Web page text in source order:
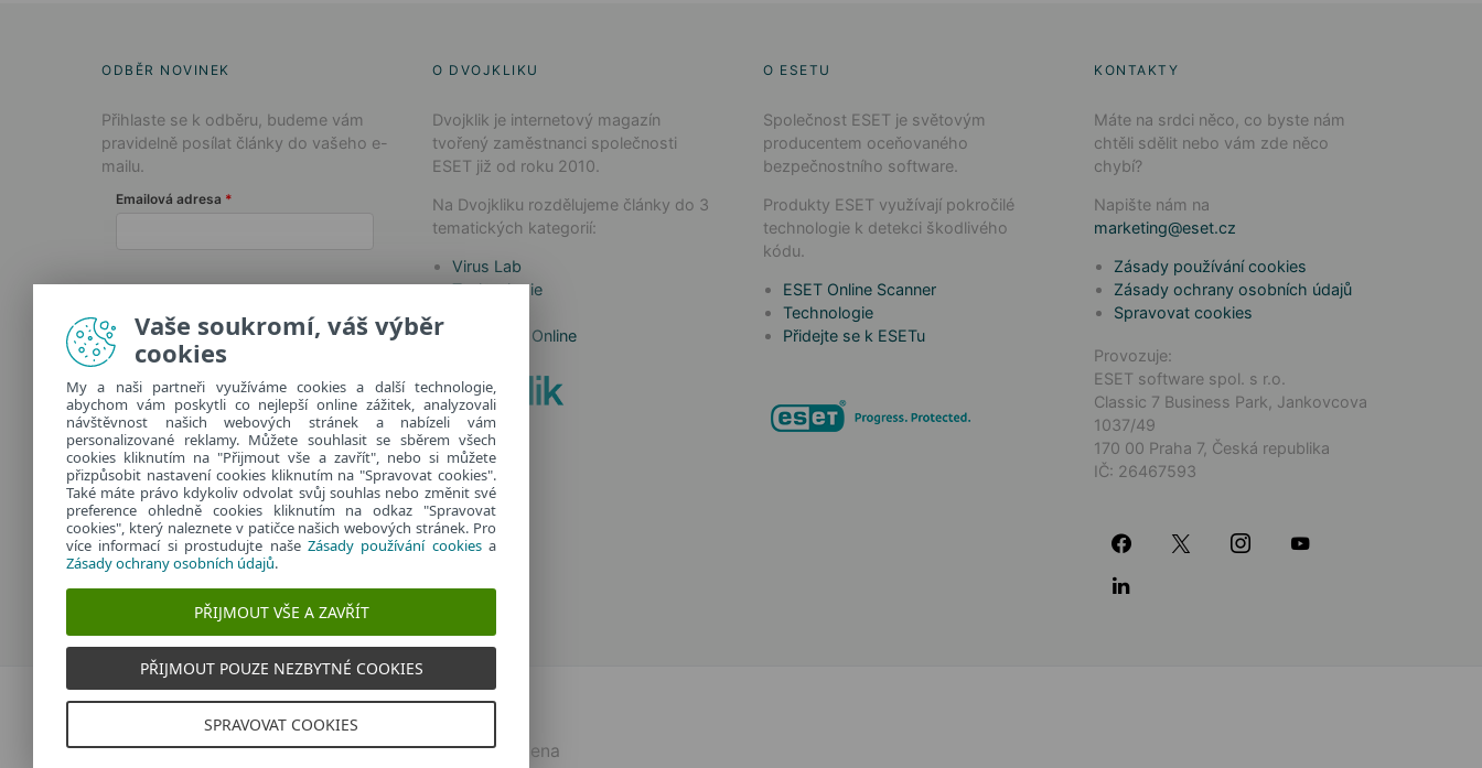
ODBĚR NOVINEK
Přihlaste se k odběru, budeme vám
pravidelně posílat články do vašeho e-
mailu.
Emailová adresa
Další informace o zpracování
osobních údajů najdete v našich
zásadách ochrany osobních údajů
O DVOJKLIKU
Dvojklik je internetový magazín
tvořený zaměstnanci společnosti
ESET již od roku 2010.
Na Dvojkliku rozdělujeme články do 3
tematických kategorií:
Virus Lab
Technologie
Safer Kids Online
O ESETU
Společnost ESET je světovým
producentem oceňovaného
bezpečnostního software.
Produkty ESET využívají pokročilé
technologie k detekci škodlivého
kódu.
ESET Online Scanner
Technologie
Přidejte se k ESETu
KONTAKTY
Máte na srdci něco, co byste nám
chtěli sdělit nebo vám zde něco
chybí?
Napište nám na
marketing@eset.cz
Zásady používání cookies
Zásady ochrany osobních údajů
Spravovat cookies
Provozuje:
ESET software spol. s r.o.
Classic 7 Business Park, Jankovcova
1037/49
170 00 Praha 7, Česká republika
IČ: 26467593
Dvojklik.cz
Vytvořeno vESETu| © 2026 | Všechna práva vyhrazena
Vaše soukromí, váš výběr
cookies
My a naši partneři využíváme cookies a další technologie,
abychom vám poskytli co nejlepší online zážitek, analyzovali
návštěvnost našich webových stránek a nabízeli vám
personalizované reklamy. Můžete souhlasit se sběrem všech
cookies kliknutím na "Přijmout vše a zavřít", nebo si můžete
přizpůsobit nastavení cookies kliknutím na "Spravovat cookies".
Také máte právo kdykoliv odvolat svůj souhlas nebo změnit své
preference ohledně cookies kliknutím na odkaz "Spravovat
cookies", který naleznete v patičce našich webových stránek. Pro
více informací si prostudujte naše Zásady používání cookiesa
Zásady ochrany osobních údajů.
PŘIJMOUT VŠE A ZAVŘÍT
PŘIJMOUT POUZE NEZBYTNÉ COOKIES
SPRAVOVAT COOKIES